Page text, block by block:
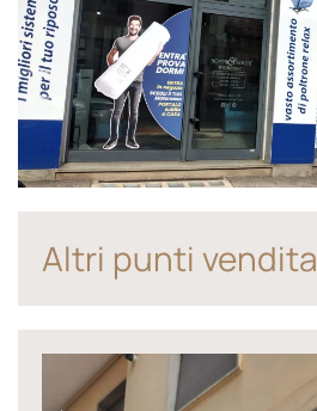
Altri punti vendita